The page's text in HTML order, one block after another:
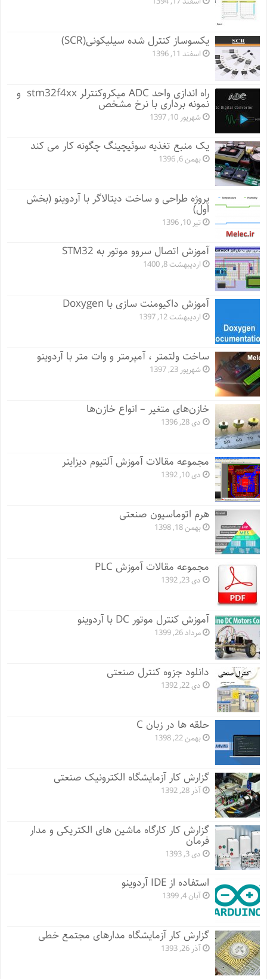
یکسوساز کنترل شده سیلیکونی(SCR)
اسفند 11, 1396
راه اندازی واحد ADC میکروکنترلر stm32f4xx و
نمونه برداری با نرخ مشخص
شهریور 10, 1397
یک منبع تغذیه سوئیچینگ چگونه کار می کند
بهمن 6, 1396
پروژه طراحی و ساخت دیتالاگر با آردوینو (بخش
اول)
تیر 10, 1396
آموزش اتصال سروو موتور به STM32
اردیبهشت 8, 1400
آموزش داکیومنت سازی با Doxygen
اردیبهشت 12, 1397
ساخت ولتمتر ، آمپرمتر و وات متر با آردوینو
شهریور 23, 1397
خازن‌های متغیر – انواع خازن‌ها
دی 28, 1396
مجموعه مقالات آموزش آلتیوم دیزاینر
دی 10, 1392
هرم اتوماسیون صنعتی
بهمن 18, 1398
مجموعه مقالات آموزش PLC
دی 23, 1392
آموزش کنترل موتور DC با آردوینو
مرداد 26, 1399
دانلود جزوه کنترل صنعتی
دی 22, 1392
حلقه ها در زبان C
بهمن 22, 1398
گزارش کار آزمایشگاه الکترونیک صنعتی
آذر 28, 1392
گزارش کار کارگاه ماشین های الکتریکی و مدار
فرمان
دی 3, 1393
استفاده از IDE آردوینو
آبان 4, 1399
گزارش کار آزمایشگاه مدارهای مجتمع خطی
آذر 26, 1393